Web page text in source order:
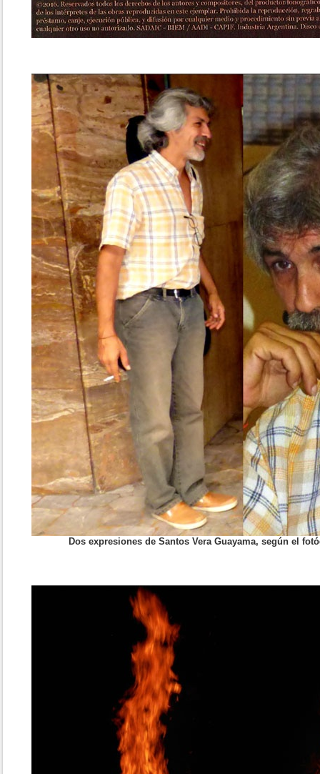
Dos expresiones de Santos Vera Guayama, según el